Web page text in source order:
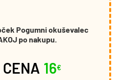
Pogumni okuševalec
po nakupu.
16€